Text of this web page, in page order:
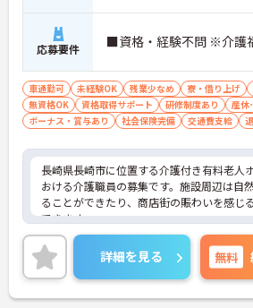
応募要件 ■資格・経験不問 ※介護
車通勤可 未経験OK 残業少なめ 寮・借り上げ
無資格OK
資格取得サポート 研修制度あり
産休
ボーナス・賞与あり
社会保険完備 交通費支給
長崎県長崎市に位置する介護付き有料老人
おける介護職員の募集です。施設周辺は自
ることができたり、商店街の賑わいを感じ
できます。
残業は月平均5時間程度なのでワークライ
スを保ちながらご勤務いただけます。ご利用
り添ったケアを行っていただける方を募集
す。
ご興味のある方には、面接対策ポイントな
詳細を見る 無料